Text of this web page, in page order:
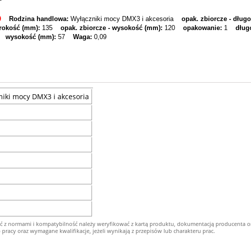
Rodzina handlowa: Wyłączniki mocy DMX3 i akcesoria opak. zbiorcze -
(mm): 135 opak. zbiorcze - wysokość (mm): 120 opakowanie: 1
wysokość (mm): 57 Waga: 0,09
mocy DMX3 i akcesoria
z normami i kompatybilność należy weryfikować z kartą produktu, dokumentacją
oraz wymagane kwalifikacje, jeżeli wynikają z przepisów lub charakteru prac.